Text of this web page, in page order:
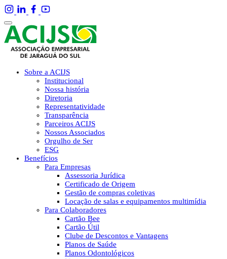
Sobre a ACIJS
Institucional
Nossa história
Diretoria
Representatividade
Transparência
Parceiros ACIJS
Nossos Associados
Orgulho de Ser
ESG
Benefícios
Para Empresas
Assessoria Jurídica
Certificado de Origem
Gestão de compras coletivas
Locação de salas e equipamentos multimídia
Para Colaboradores
Cartão Bee
Cartão Útil
Clube de Descontos e Vantagens
Planos de Saúde
Planos Odontológicos